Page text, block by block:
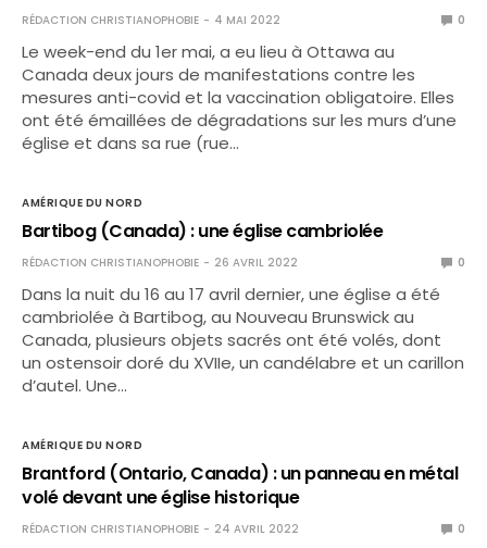
RÉDACTION CHRISTIANOPHOBIE 4 MAI 2022 0
Le week-end du 1er mai, a eu lieu à Ottawa au
Canada deux jours de manifestations contre les
mesures anti-covid et la vaccination obligatoire. Elles
ont été émaillées de dégradations sur les murs d’une
église et dans sa rue (rue…
AMÉRIQUE DU NORD
Bartibog (Canada) : une église cambriolée
RÉDACTION CHRISTIANOPHOBIE 26 AVRIL 2022 0
Dans la nuit du 16 au 17 avril dernier, une église a été
cambriolée à Bartibog, au Nouveau Brunswick au
Canada, plusieurs objets sacrés ont été volés, dont
un ostensoir doré du XVIIe, un candélabre et un carillon
d’autel. Une…
AMÉRIQUE DU NORD
Brantford (Ontario, Canada) : un panneau en métal
volé devant une église historique
RÉDACTION CHRISTIANOPHOBIE 24 AVRIL 2022 0